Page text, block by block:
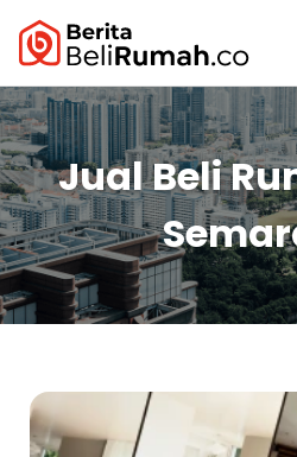
Jual Beli